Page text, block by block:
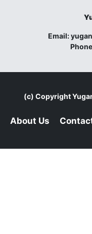
Email:
(c) Copyright
About Us